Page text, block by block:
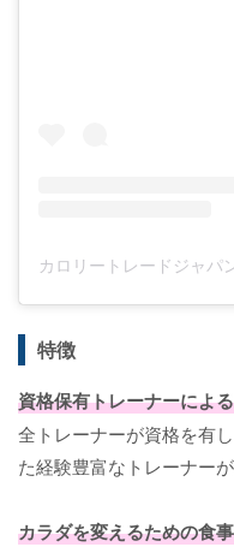
特徴
資格保有トレーナーによ
全トレーナーが資格を有
た経験豊富なトレーナー
カラダを変えるための食